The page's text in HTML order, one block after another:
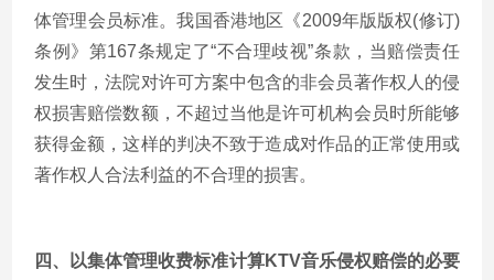
体管理会员标准。我国香港地区《2009年版版权(修订)
条例》第167条规定了“不合理歧视”条款，当赔偿责任
发生时，法院对许可方案中包含的非会员著作权人的侵
权损害赔偿数额，不超过当他是许可机构会员时所能够
获得金额，这样的判决不致于造成对作品的正常使用或
著作权人合法利益的不合理的损害。
四、以集体管理收费标准计算KTV音乐侵权赔偿的必要